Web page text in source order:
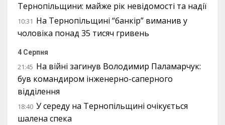
Тернопільщини: майже рік невідомості та надії
10:31 На Тернопільщині “банкір” виманив у
чоловіка понад 35 тисяч гривень
4 Серпня
21:45 На війні загинув Володимир Паламарчук:
був командиром інженерно-саперного
відділення
18:40 У середу на Тернопільщині очікується
шалена спека